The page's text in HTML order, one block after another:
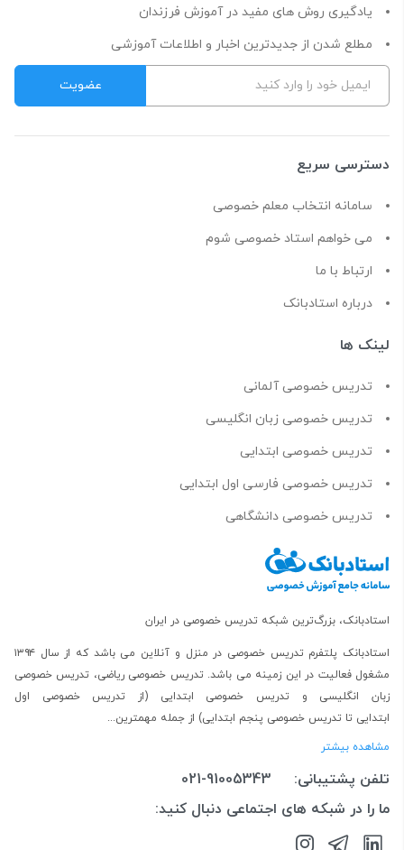
یادگیری روش های مفید در آموزش فرزندان
مطلع شدن از جدیدترین اخبار و اطلاعات آموزشی
دسترسی سریع
سامانه انتخاب معلم خصوصی
می خواهم استاد خصوصی شوم
ارتباط با ما
درباره استادبانک
لینک ها
تدریس خصوصی آلمانی
تدریس خصوصی زبان انگلیسی
تدریس خصوصی ابتدایی
تدریس خصوصی فارسی اول ابتدایی
تدریس خصوصی دانشگاهی
استادبانک، بزرگ‌ترین شبکه تدریس خصوصی در ایران
استادبانک پلتفرم تدریس خصوصی در منزل و آنلاین
می باشد که از سال ۱۳۹۴
مشغول فعالیت در این زمینه می باشد.تدریس خصوصی ریاضی، تدریس خصوصی
زبان انگلیسی و تدریس خصوصی ابتدایی (از
تدریس خصوصی اول
ابتدایی تا تدریس خصوصی پنجم ابتدایی) از جمله مهمترین...
مشاهده بیشتر
تلفن پشتیبانی:
021-91005343
ما را در شبکه های اجتماعی دنبال کنید: